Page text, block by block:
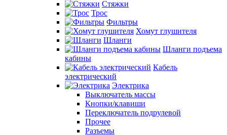
Стяжки
Трос
Фильтры
Хомут глушителя
Шланги
Шланги подъема
кабины
Кабель
электрический
Электрика
Выключатель массы
Кнопки/клавиши
Переключатель подрулевой
Прочее
Разъемы